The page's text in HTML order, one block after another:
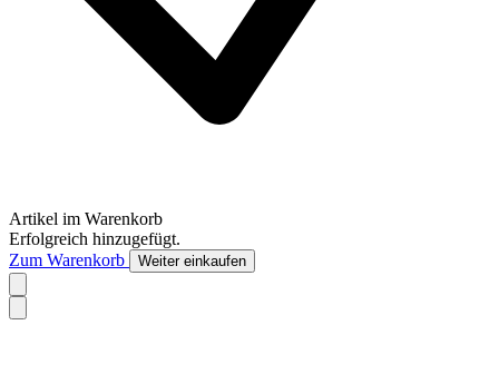
Artikel im Warenkorb
Erfolgreich hinzugefügt.
Zum Warenkorb
Weiter einkaufen